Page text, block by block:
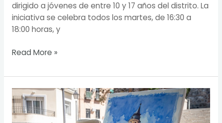
dirigido a jóvenes de entre 10 y 17 años del distrito. La
iniciativa se celebra todos los martes, de 16:30 a
18:00 horas, y
Read More »
En
marcha
el